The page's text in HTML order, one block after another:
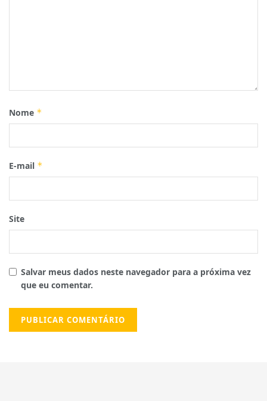
Nome *
E-mail *
Site
Salvar meus dados neste navegador para a próxima vez
que eu comentar.